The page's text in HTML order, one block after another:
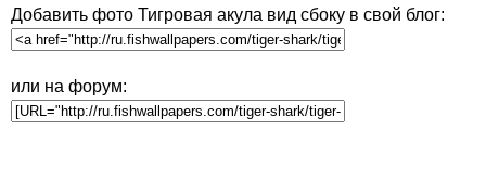
Добавить фото Тигровая акула вид сбоку в свой блог:
или на форум: